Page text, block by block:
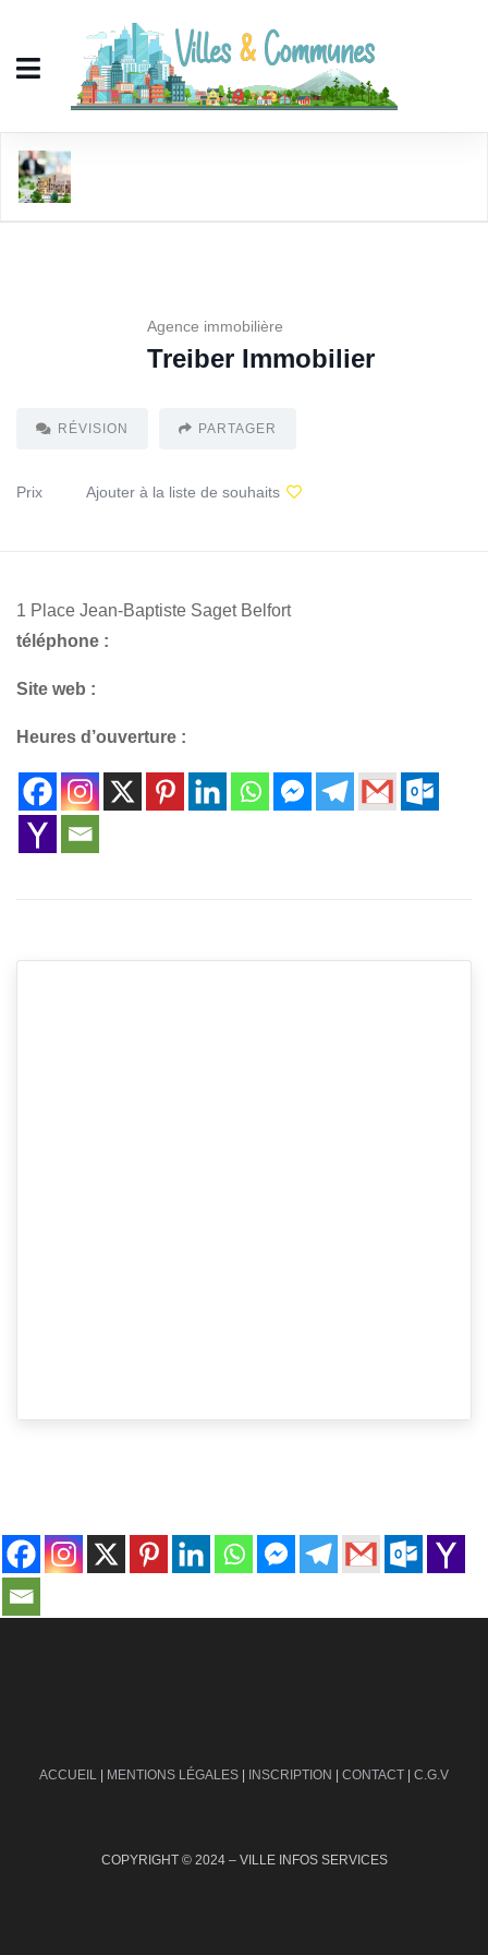
Agence immobilière
Treiber Immobilier
RÉVISION PARTAGER
Prix Ajouter à la liste de souhaits
1 Place Jean-Baptiste Saget Belfort
téléphone :
Site web :
Heures d’ouverture :
ACCUEIL | MENTIONS LÉGALES | INSCRIPTION | CONTACT | C.G.V
COPYRIGHT © 2024 – VILLE INFOS SERVICES